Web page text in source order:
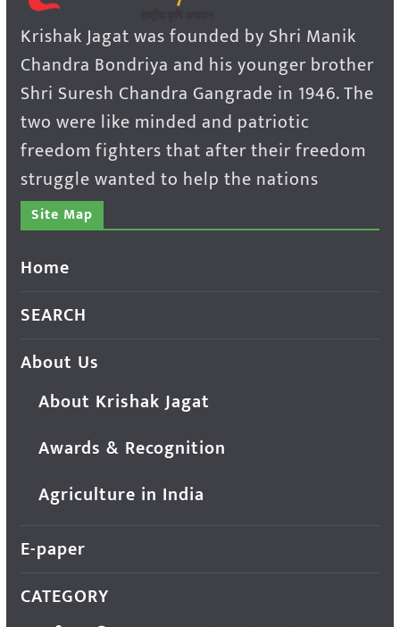
Krishak Jagat was founded by Shri Manik
Chandra Bondriya and his younger brother
Shri Suresh Chandra Gangrade in 1946. The
two were like minded and patriotic
freedom fighters that after their freedom
struggle wanted to help the nations
Site Map
Home
SEARCH
About Us
About Krishak Jagat
Awards & Recognition
Agriculture in India
E-paper
CATEGORY